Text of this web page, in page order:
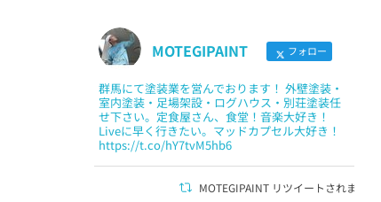
MOTEGIPAINT フォロー
群馬にて塗装業を営んでおります！ 外壁塗装・
室内塗装・足場架設・ログハウス・別荘塗装任
せ下さい。定食屋さん、食堂！音楽大好き！
Liveに早く行きたい。マッドカプセル大好き！
https://t.co/hY7tvM5hb6
MOTEGIPAINT リツイートされました